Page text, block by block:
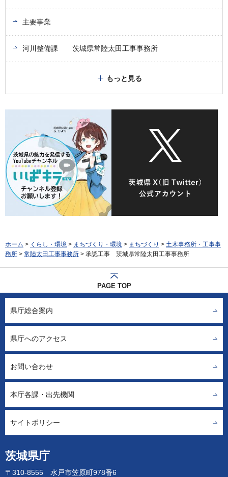
主要事業
河川整備課 茨城県常陸太田工事事務所
もっと見る
ホーム > くらし・環境 > まちづくり・環境 > まちづくり > 土木事務所・工事事
務所 > 常陸太田工事事務所 > 承認工事 茨城県常陸太田工事事務所
PAGE TOP
茨城県庁
〒310-8555 水戸市笠原町978番6
県庁総合案内
県庁へのアクセス
お問い合わせ
本庁各課・出先機関
サイトポリシー